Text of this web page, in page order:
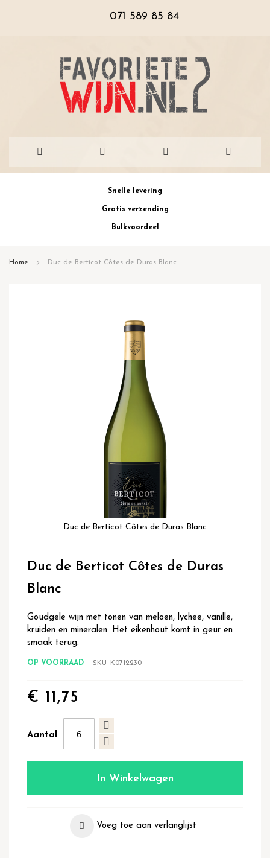
071 589 85 84
Snelle levering
Gratis verzending
Bulkvoordeel
Home Duc de Berticot Côtes de Duras Blanc
Duc de Berticot Côtes de Duras Blanc
het
begin
van
afbeeldingen-
gallerij
Duc de Berticot Côtes de Duras
Blanc
Goudgele wijn met tonen van meloen, lychee, vanille,
kruiden en mineralen. Het eikenhout komt in geur en
smaak terug.
OP VOORRAAD SKU K0712230
€ 11,75
Aantal
In Winkelwagen
Voeg toe aan verlanglijst